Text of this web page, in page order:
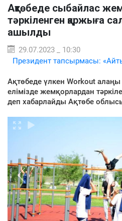
Ақтөбеде сыбайлас
тәркіленген қаржыға
ашылды
29.07.2023 _ 10:30
Президент тапсырмасы:
Ақтөбеде үлкен Workout алаңы
елімізде жемқорлардан
деп хабарлайды Ақтөбе